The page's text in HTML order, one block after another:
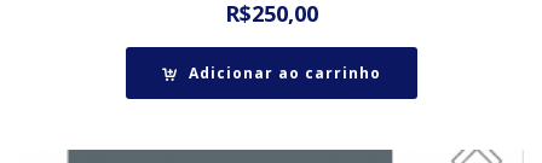
R$250,00
Adicionar ao carrinho